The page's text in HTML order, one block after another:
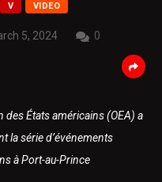
V VIDEO
5, 2024 0
des États américains (OEA) a
la série d’événements
à Port-au-Prince